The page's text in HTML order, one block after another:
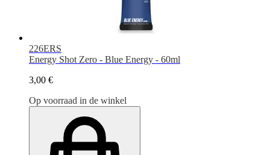
226ERS
Energy Shot Zero - Blue Energy - 60ml
3,00 €
Op voorraad in de winkel